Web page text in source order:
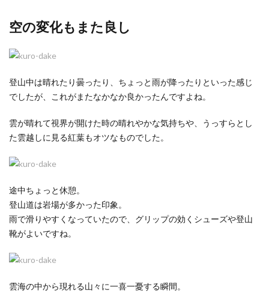
空の変化もまた良し
登山中は晴れたり曇ったり、ちょっと雨が降ったりといった感じ
でしたが、これがまたなかなか良かったんですよね。
雲が晴れて視界が開けた時の晴れやかな気持ちや、うっすらとし
た雲越しに見る紅葉もオツなものでした。
途中ちょっと休憩。
登山道は岩場が多かった印象。
雨で滑りやすくなっていたので、グリップの効くシューズや登山
靴がよいですね。
雲海の中から現れる山々に一喜一憂する瞬間。